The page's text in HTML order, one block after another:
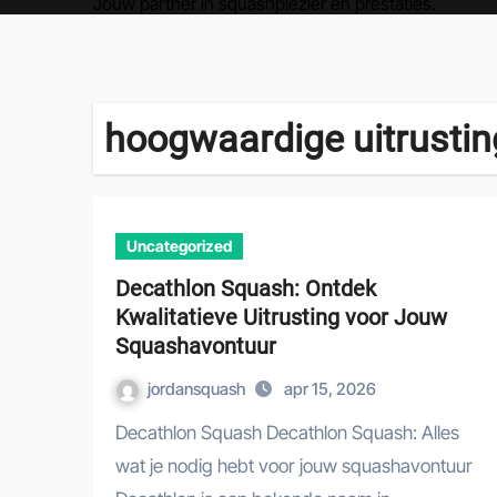
hoogwaardige
Uncategorized
Decathlon Squash: Ontdek
Kwalitatieve Uitrusting voor Jouw
Squashavontuur
jordansquash apr 15, 2026
Decathlon Squash Decathlon Squash: Alles
wat je nodig hebt voor jouw squashavontuur